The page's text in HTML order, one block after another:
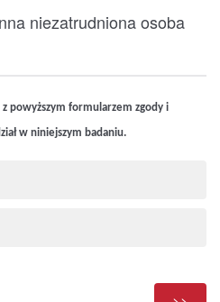
niezatrudniona osoba
z powyższym formularzem zgody i
w niniejszym badaniu.